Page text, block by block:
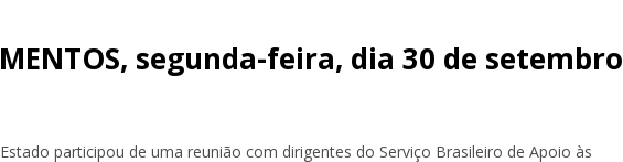
segunda-feira, dia 30 de setembro
participou de uma reunião com dirigentes do Serviço Brasileiro de Apoio às